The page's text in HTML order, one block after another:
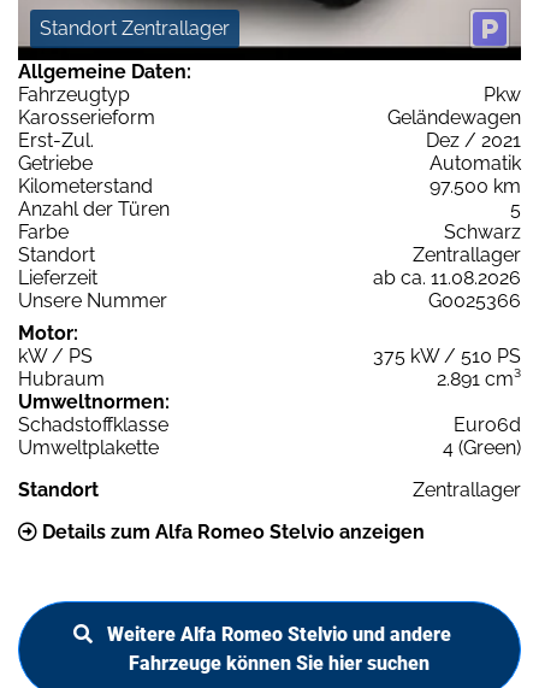
Standort Zentrallager
Allgemeine Daten:
Fahrzeugtyp
Pkw
Karosserieform
Geländewagen
Erst-Zul.
Dez / 2021
Getriebe
Automatik
Kilometerstand
97.500 km
Anzahl der Türen
5
Farbe
Schwarz
Standort
Zentrallager
Lieferzeit
ab ca. 11.08.2026
Unsere Nummer
G0025366
Motor:
kW / PS
375 kW / 510 PS
Hubraum
2.891 cm³
Umweltnormen:
Schadstoffklasse
Euro6d
Umweltplakette
4 (Green)
Standort
Zentrallager
Details zum Alfa Romeo Stelvio anzeigen
Weitere Alfa Romeo Stelvio und andere
Fahrzeuge können Sie hier suchen